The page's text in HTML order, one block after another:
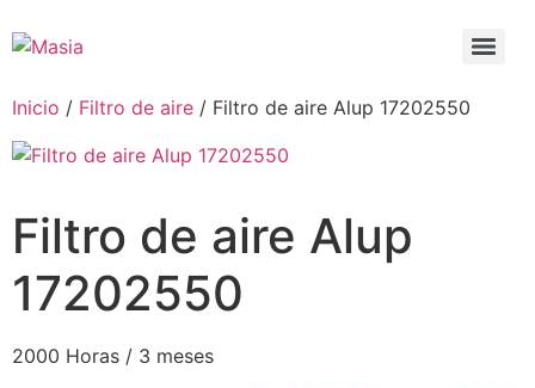
Inicio / Filtro de aire / Filtro de aire Alup 17202550
Filtro de aire Alup
17202550
2000 Horas / 3 meses